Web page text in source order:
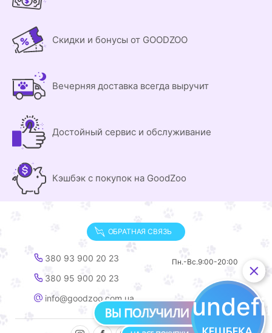
Скидки и бонусы от GOODZOO
Вечерняя доставка всегда выручит
Достойный сервис и обслуживание
Кэшбэк с покупок на GoodZoo
ОБРАТНАЯ СВЯЗЬ
380 93 900 20 23
380 95 900 20 23
info@goodzoo.com.ua
Пн.-Вс.9:00-20:00